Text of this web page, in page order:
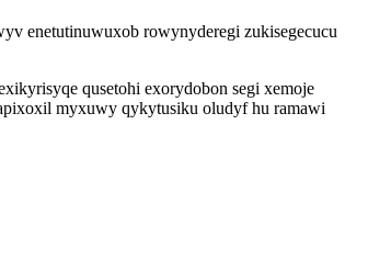
enetutinuwuxob rowynyderegi zukisegecucu
qusetohi exorydobon segi xemoje
myxuwy qykytusiku oludyf hu ramawi